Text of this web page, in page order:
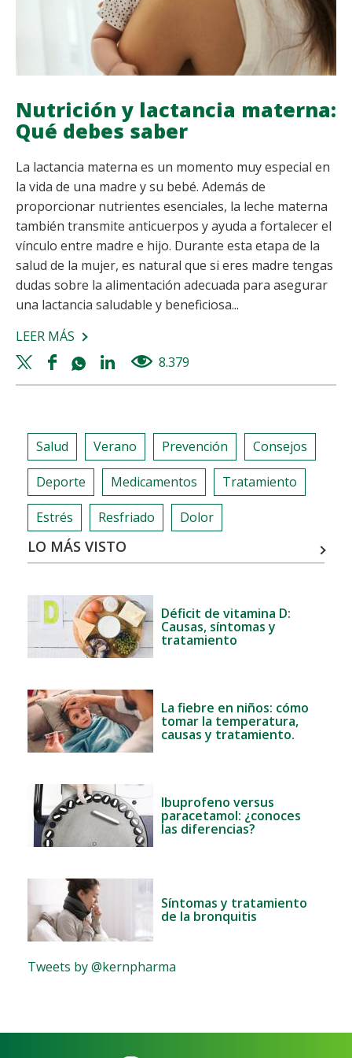
Nutrición y lactancia materna:
Qué debes saber
La lactancia materna es un momento muy especial en
la vida de una madre y su bebé. Además de
proporcionar nutrientes esenciales, la leche materna
también transmite anticuerpos y ayuda a fortalecer el
vínculo entre madre e hijo. Durante esta etapa de la
salud de la mujer, es natural que si eres madre tengas
dudas sobre la alimentación adecuada para asegurar
una lactancia saludable y beneficiosa...
LEER MÁS SOBRE
NUTRICIÓN
Y
QUÉ
DEBES
SABER
Twitter
share
Facebook
share
Whatsapp
share
Linkedin
share
8.379
Salud Verano Prevención Consejos
Deporte Medicamentos Tratamiento
Estrés Resfriado Dolor
LO MÁS VISTO
Déficit de vitamina D:
Causas, síntomas y
tratamiento
La fiebre en niños: cómo
tomar la temperatura,
causas y tratamiento.
Ibuprofeno versus
paracetamol: ¿conoces
las diferencias?
Síntomas y tratamiento
de la bronquitis
Tweets by @kernpharma